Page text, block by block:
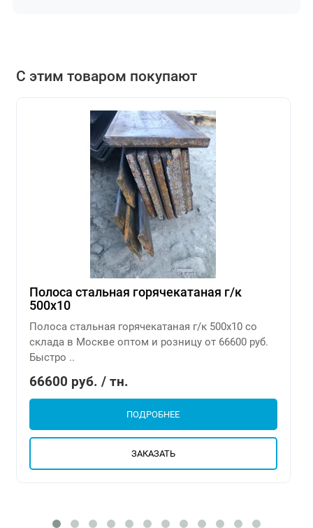
С этим товаром покупают
Полоса стальная горячекатаная г/к
500х10
Полоса стальная горячекатаная г/к 500х10 со
склада в Москве оптом и розницу от 66600 руб.
Быстро ..
66600 руб. / тн.
ПОДРОБНЕЕ
ЗАКАЗАТЬ